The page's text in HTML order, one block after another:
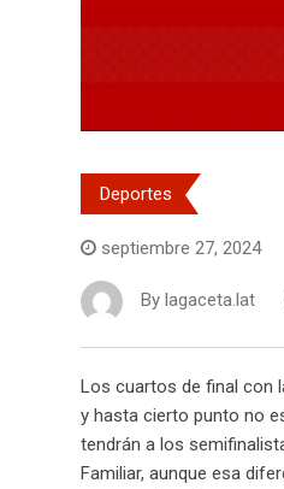
Deportes
septiembre 27, 2024
By lagaceta.lat
Los cuartos de final con
y hasta cierto punto no
tendrán a los
Familiar, aunque esa